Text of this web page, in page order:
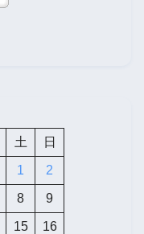
土 日
1 2
8 9
15 16